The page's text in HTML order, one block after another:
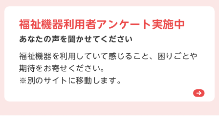
福祉機器利用者アンケート実施中
あなたの声を聞かせてください
福祉機器を利用していて感じること、困りごとや
期待をお寄せください。
※別のサイトに移動します。